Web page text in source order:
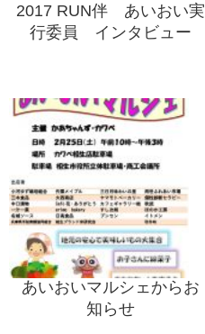
2017 RUN伴 あいおい実
行委員 インタビュー
あいおいマルシェからお
知らせ